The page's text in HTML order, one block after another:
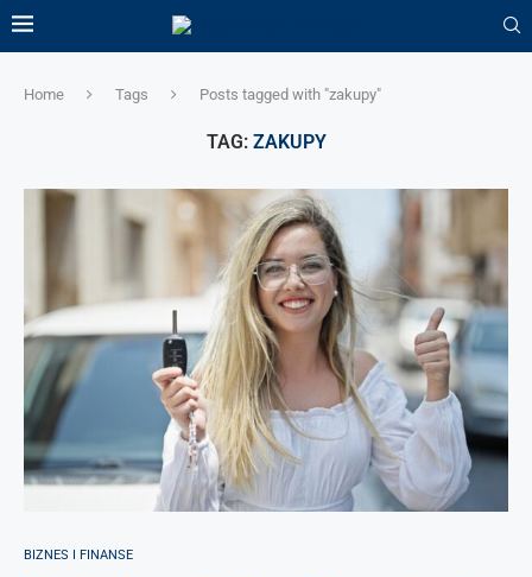
Home Tags Posts tagged with "zakupy"
TAG: ZAKUPY
BIZNES I FINANSE